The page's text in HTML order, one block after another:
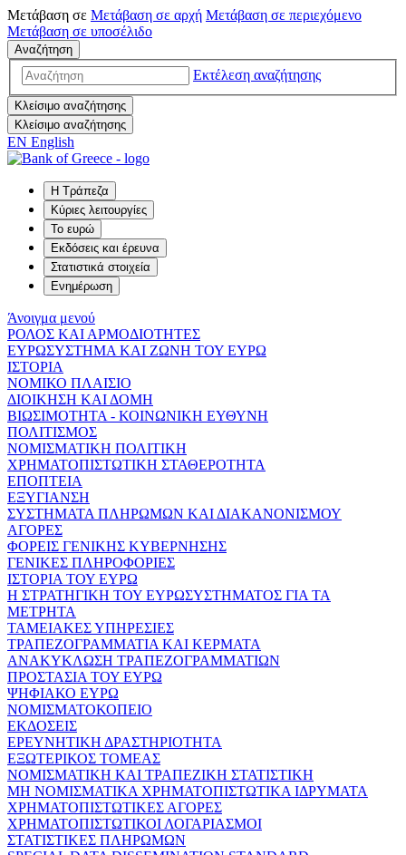
Μετάβαση σε Μετάβαση σε αρχή Μετάβαση σε περιεχόμενο
Μετάβαση σε υποσέλιδο
Αναζήτηση
Εκτέλεση αναζήτησης
Κλείσιμο αναζήτησης
Κλείσιμο αναζήτησης
EN English
Η Τράπεζα
Κύριες λειτουργίες
Το ευρώ
Εκδόσεις και έρευνα
Στατιστικά στοιχεία
Ενημέρωση
Άνοιγμα μενού
ΡΟΛΟΣ ΚΑΙ ΑΡΜΟΔΙΟΤΗΤΕΣ
ΕΥΡΩΣΥΣΤΗΜΑ ΚΑΙ ΖΩΝΗ ΤΟΥ ΕΥΡΩ
ΙΣΤΟΡΙΑ
ΝΟΜΙΚΟ ΠΛΑΙΣΙΟ
ΔΙΟΙΚΗΣΗ ΚΑΙ ΔΟΜΗ
ΒΙΩΣΙΜΟΤΗΤΑ - ΚΟΙΝΩΝΙΚΗ ΕΥΘΥΝΗ
ΠΟΛΙΤΙΣΜΟΣ
ΝΟΜΙΣΜΑΤΙΚΗ ΠΟΛΙΤΙΚΗ
ΧΡΗΜΑΤΟΠΙΣΤΩΤΙΚΗ ΣΤΑΘΕΡΟΤΗΤΑ
ΕΠΟΠΤΕΙΑ
ΕΞΥΓΙΑΝΣΗ
ΣΥΣΤΗΜΑΤΑ ΠΛΗΡΩΜΩΝ ΚΑΙ ΔΙΑΚΑΝΟΝΙΣΜΟΥ
ΑΓΟΡΕΣ
ΦΟΡΕΙΣ ΓΕΝΙΚΗΣ ΚΥΒΕΡΝΗΣΗΣ
ΓΕΝΙΚΕΣ ΠΛΗΡΟΦΟΡΙΕΣ
ΙΣΤΟΡΙΑ ΤΟΥ ΕΥΡΩ
Η ΣΤΡΑΤΗΓΙΚΗ ΤΟΥ ΕΥΡΩΣΥΣΤΗΜΑΤΟΣ ΓΙΑ ΤΑ
ΜΕΤΡΗΤΑ
ΤΑΜΕΙΑΚΕΣ ΥΠΗΡΕΣΙΕΣ
ΤΡΑΠΕΖΟΓΡΑΜΜΑΤΙΑ ΚΑΙ ΚΕΡΜΑΤΑ
ΑΝΑΚΥΚΛΩΣΗ ΤΡΑΠΕΖΟΓΡΑΜΜΑΤΙΩΝ
ΠΡΟΣΤΑΣΙΑ ΤΟΥ ΕΥΡΩ
ΨΗΦΙΑΚΟ ΕΥΡΩ
ΝΟΜΙΣΜΑΤΟΚΟΠΕΙΟ
ΕΚΔΟΣΕΙΣ
ΕΡΕΥΝΗΤΙΚΗ ΔΡΑΣΤΗΡΙΟΤΗΤΑ
ΕΞΩΤΕΡΙΚΟΣ ΤΟΜΕΑΣ
ΝΟΜΙΣΜΑΤΙΚΗ ΚΑΙ ΤΡΑΠΕΖΙΚΗ ΣΤΑΤΙΣΤΙΚΗ
ΜΗ ΝΟΜΙΣΜΑΤΙΚΑ ΧΡΗΜΑΤΟΠΙΣΤΩΤΙΚΑ ΙΔΡΥΜΑΤΑ
ΧΡΗΜΑΤΟΠΙΣΤΩΤΙΚΕΣ ΑΓΟΡΕΣ
ΧΡΗΜΑΤΟΠΙΣΤΩΤΙΚΟΙ ΛΟΓΑΡΙΑΣΜΟΙ
ΣΤΑΤΙΣΤΙΚΕΣ ΠΛΗΡΩΜΩΝ